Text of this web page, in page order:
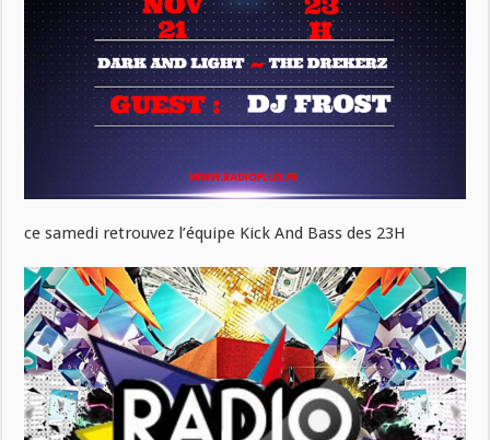
ce samedi retrouvez l’équipe Kick And Bass des 23H